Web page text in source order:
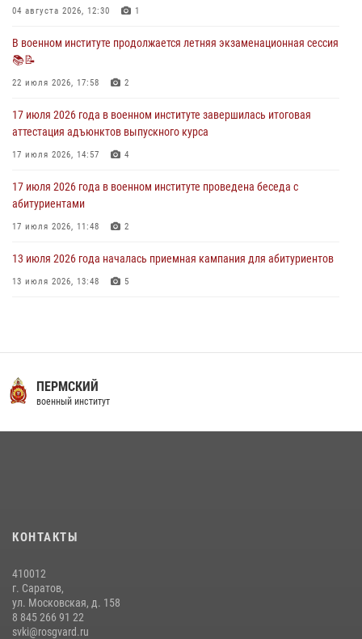
В военном институте завершается летняя экзаменационная сессия
27 июля 2026 года в военном институте поощрены курсанты
27 июля 2026, 10:45
04 августа 2026, 12:30 1
В военном институте продолжается летняя экзаменационная сессия
📚📝
22 июля 2026, 17:58 2
17 июля 2026 года в военном институте завершилась итоговая
аттестация адъюнктов выпускного курса
17 июля 2026, 14:57 4
17 июля 2026 года в военном институте проведена беседа с
абитуриентами
17 июля 2026, 11:48 2
13 июля 2026 года началась приемная кампания для абитуриентов
13 июля 2026, 13:48 5
16 июля 2026, 12:29 3
29 июля 2026 года в военном институте состоялась церемония
приведения военнослужащих к Военной присяге
ПЕРМСКИЙ
военный институт
КОНТАКТЫ
410012
г. Саратов,
ул. Московская, д. 158
8 845 266 91 22
svki@rosgvard.ru